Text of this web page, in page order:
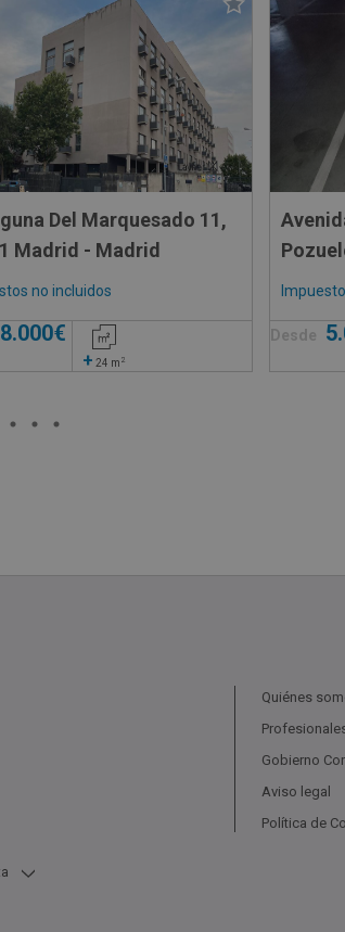
Del Marquesado 11,
Madrid - Madrid
no incluidos
8.000€
+ 24 m 2
Desde
Quiénes
Gobierno
Aviso legal
Política de